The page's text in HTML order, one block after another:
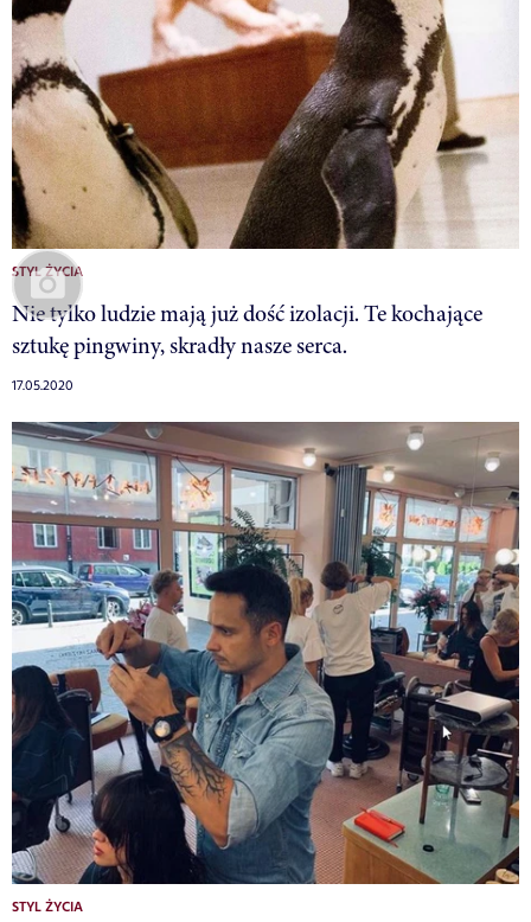
STYL ŻYCIA
Nie tylko ludzie mają już dość izolacji. Te kochające
sztukę pingwiny, skradły nasze serca.
17.05.2020
STYL ŻYCIA